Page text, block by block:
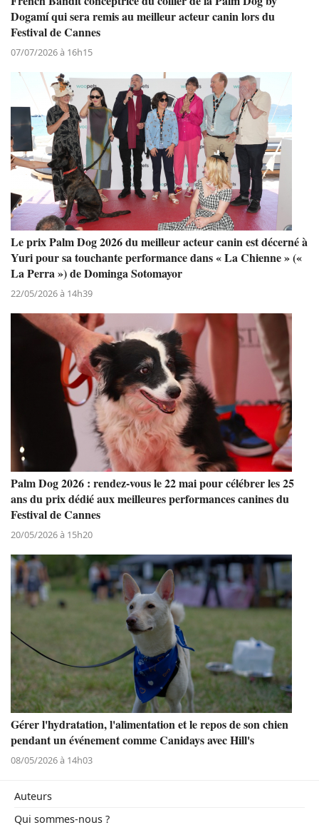
Dogamí qui sera remis au meilleur acteur canin lors du
Festival de Cannes
07/07/2026 à 16h15
Le prix Palm Dog 2026 du meilleur acteur canin est décerné à
Yuri pour sa touchante performance dans « La Chienne » («
La Perra ») de Dominga Sotomayor
22/05/2026 à 14h39
Palm Dog 2026 : rendez-vous le 22 mai pour célébrer les 25
ans du prix dédié aux meilleures performances canines du
Festival de Cannes
20/05/2026 à 15h20
Gérer l'hydratation, l'alimentation et le repos de son chien
pendant un événement comme Canidays avec Hill's
08/05/2026 à 14h03
Auteurs
Qui sommes-nous ?